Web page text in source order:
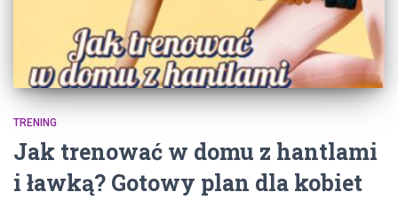
TRENING
Jak trenować w domu z hantlami
i ławką? Gotowy plan dla kobiet